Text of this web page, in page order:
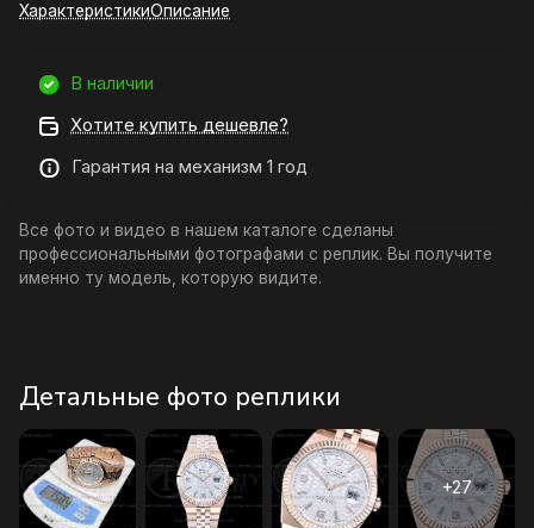
ХарактеристикиОписание
В наличии
Хотите купить дешевле?
Гарантия на механизм 1 год
Все фото и видео в нашем каталоге сделаны
профессиональными фотографами с реплик. Вы получите
именно ту модель, которую видите.
Детальные фото реплики